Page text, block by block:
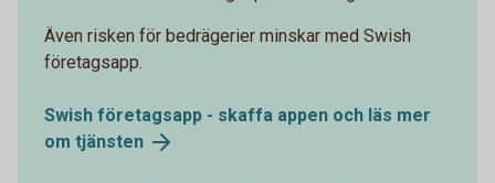
Även risken för bedrägerier minskar med Swish
företagsapp.
Swish företagsapp - skaffa appen och läs mer
om tjänsten